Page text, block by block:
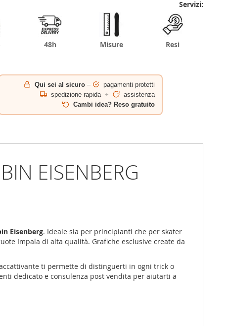
Servizi:
48h Misure Resi
Qui sei al sicuro –
pagamenti protetti
spedizione rapida +
assistenza
Cambi idea? Reso gratuito
EISENBERG
Eisenberg. Ideale sia per principianti che per skater
Impala di alta qualità. Grafiche esclusive create da
ti permette di distinguerti in ogni trick o
dedicato e consulenza post vendita per aiutarti a